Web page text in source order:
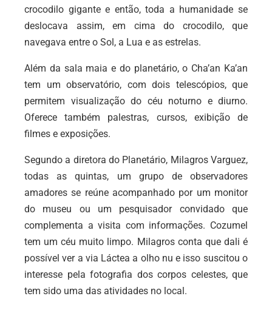
crocodilo gigante e então, toda a humanidade se
deslocava assim, em cima do crocodilo, que
navegava entre o Sol, a Lua e as estrelas.
Além da sala maia e do planetário, o Cha’an Ka’an
tem um observatório, com dois telescópios, que
permitem visualização do céu noturno e diurno.
Oferece também palestras, cursos, exibição de
filmes e exposições.
Segundo a diretora do Planetário, Milagros Varguez,
todas as quintas, um grupo de observadores
amadores se reúne acompanhado por um monitor
do museu ou um pesquisador convidado que
complementa a visita com informações. Cozumel
tem um céu muito limpo. Milagros conta que dali é
possível ver a via Láctea a olho nu e isso suscitou o
interesse pela fotografia dos corpos celestes, que
tem sido uma das atividades no local.